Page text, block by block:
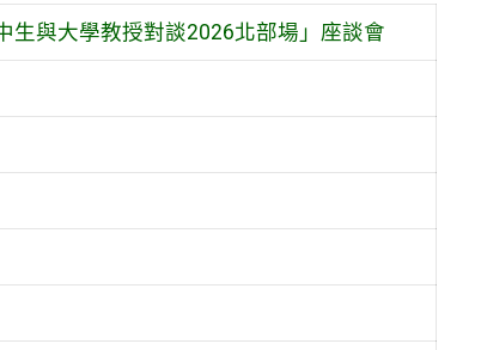
生與大學教授對談2026北部場」座談會